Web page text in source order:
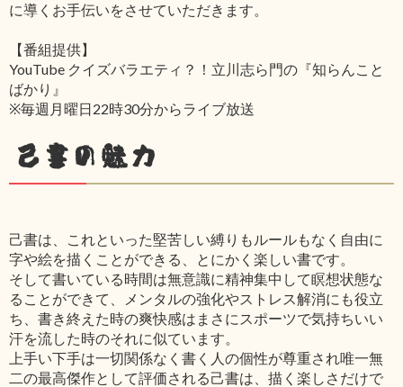
に導くお手伝いをさせていただきます。
【番組提供】
YouTube クイズバラエティ？！立川志ら門の『知らんこと
ばかり』
※毎週月曜日22時30分からライブ放送
己書の魅力
己書は、これといった堅苦しい縛りもルールもなく自由に
字や絵を描くことができる、とにかく楽しい書です。
そして書いている時間は無意識に精神集中して瞑想状態な
ることができて、メンタルの強化やストレス解消にも役立
ち、書き終えた時の爽快感はまさにスポーツで気持ちいい
汗を流した時のそれに似ています。
上手い下手は一切関係なく書く人の個性が尊重され唯一無
二の最高傑作として評価される己書は、描く楽しさだけで